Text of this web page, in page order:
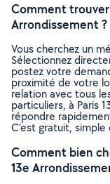
Comment trouver
Arrondissement ?
Vous cherchez un
Sélectionnez
postez votre
proximité de votre
relation avec tous
particuliers, à Paris
répondre
C’est gratuit,
Comment bien
13e